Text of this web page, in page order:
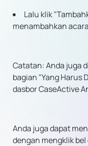
Lalu klik
menambahkan
Catatan: Anda juga
bagian "Yang Harus
dasbor CaseActive
Anda juga dapat
dengan mengklik